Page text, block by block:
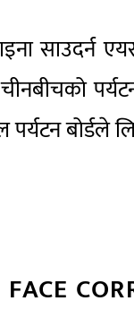
साउदर्न
पर्यटन बोर्डले